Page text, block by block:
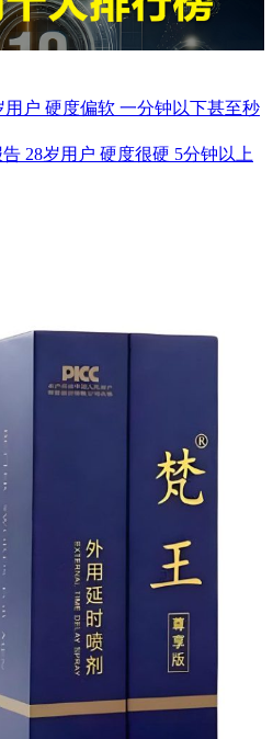
用户 硬度偏软 一分钟以下甚至秒
28岁用户 硬度很硬 5分钟以上